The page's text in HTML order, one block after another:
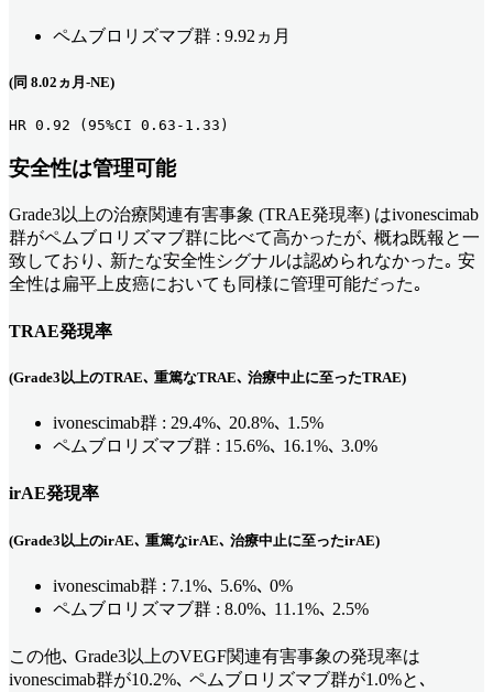
ペムブロリズマブ群 : 9.92ヵ月
(同 8.02ヵ月-NE)
HR 0.92 (95%CI 0.63-1.33)
安全性は管理可能
Grade3以上の治療関連有害事象 (TRAE発現率) はivonescimab
群がペムブロリズマブ群に比べて高かったが､ 概ね既報と一
致しており､ 新たな安全性シグナルは認められなかった｡ 安
全性は扁平上皮癌においても同様に管理可能だった｡
TRAE発現率
(Grade3以上のTRAE､ 重篤なTRAE､ 治療中止に至ったTRAE)
ivonescimab群 : 29.4%､ 20.8%､ 1.5%
ペムブロリズマブ群 : 15.6%､ 16.1%､ 3.0%
irAE発現率
(Grade3以上のirAE､ 重篤なirAE､ 治療中止に至ったirAE)
ivonescimab群 : 7.1%､ 5.6%､ 0%
ペムブロリズマブ群 : 8.0%､ 11.1%､ 2.5%
この他､ Grade3以上のVEGF関連有害事象の発現率は
ivonescimab群が10.2%､ ペムブロリズマブ群が1.0%と､